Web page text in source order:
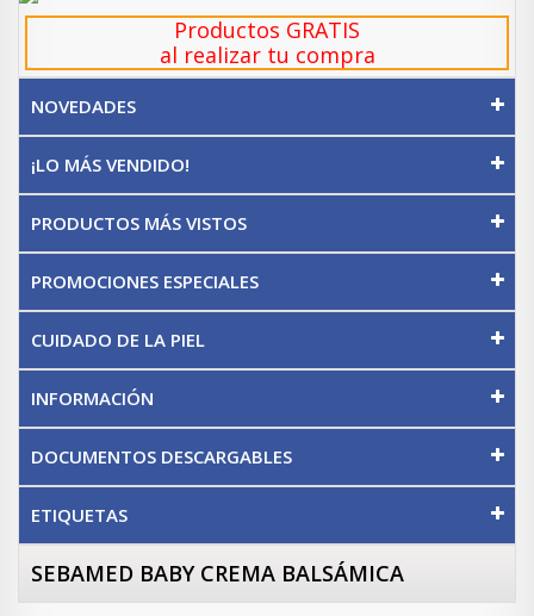
Productos GRATIS
al realizar tu compra
NOVEDADES
¡LO MÁS VENDIDO!
PRODUCTOS MÁS VISTOS
PROMOCIONES ESPECIALES
CUIDADO DE LA PIEL
INFORMACIÓN
DOCUMENTOS DESCARGABLES
ETIQUETAS
SEBAMED BABY CREMA BALSÁMICA